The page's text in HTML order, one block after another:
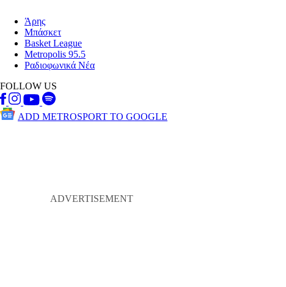
Άρης
Μπάσκετ
Basket League
Metropolis 95.5
Ραδιοφωνικά Νέα
FOLLOW US
ADD METROSPORT TO GOOGLE